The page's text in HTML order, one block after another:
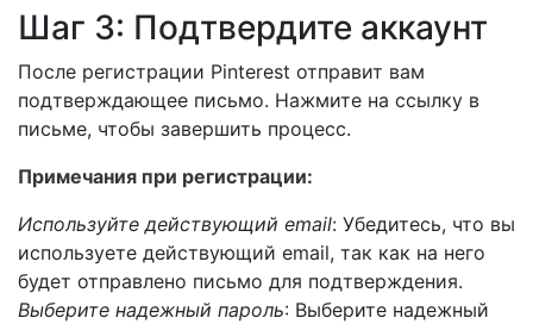
Шаг 3: Подтвердите аккаунт
После регистрации Pinterest отправит вам
подтверждающее письмо. Нажмите на ссылку в
письме, чтобы завершить процесс.
Примечания при регистрации:
Используйте действующий email: Убедитесь, что вы
используете действующий email, так как на него
будет отправлено письмо для подтверждения.
Выберите надежный пароль: Выберите надежный